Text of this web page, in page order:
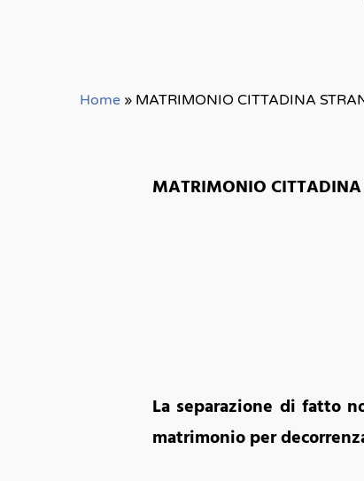
Home » MATRIMONIO CITTADINA
MATRIMONIO
La separazione di fatto
matrimonio per